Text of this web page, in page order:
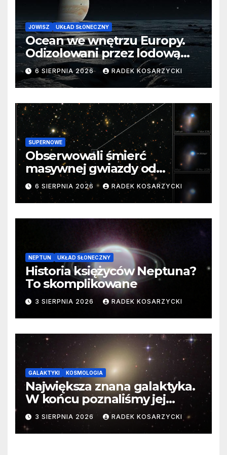
JOWISZ UKŁAD SŁONECZNY
Ocean we wnętrzu Europy.
Odizolowani przez lodową
barierę
6 SIERPNIA 2026 RADEK KOSARZYCKI
SUPERNOWE
Obserwowali śmierć
masywnej gwiazdy od
samego początku. Niezwykle
cenne dane
6 SIERPNIA 2026 RADEK KOSARZYCKI
NEPTUN UKŁAD SŁONECZNY
Historia księżyców Neptuna?
To skomplikowane
3 SIERPNIA 2026 RADEK KOSARZYCKI
GALAKTYKI KOSMOLOGIA
Największa znana galaktyka.
W końcu poznaliśmy jej
faktyczne wymiary
3 SIERPNIA 2026 RADEK KOSARZYCKI